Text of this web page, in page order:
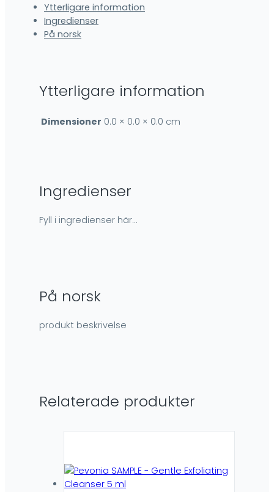
Ytterligare information
Ingredienser
På norsk
Ytterligare information
Dimensioner 0.0 × 0.0 × 0.0 cm
Ingredienser
Fyll i ingredienser här…
På norsk
produkt beskrivelse
Relaterade produkter